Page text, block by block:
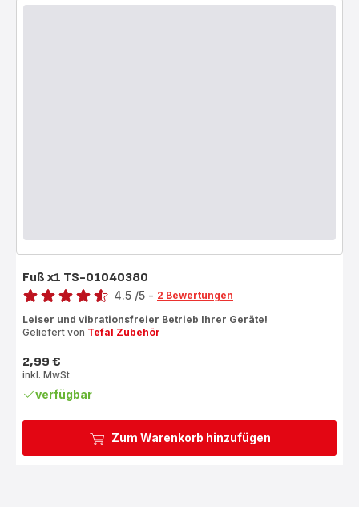
Zum Warenkorb hinzufügen
Fuß x1 TS-01040380
Bewertung
4.5 /5 - 2 Bewertungen
Leiser und vibrationsfreier Betrieb Ihrer Geräte!
Geliefert von Tefal Zubehör
Preis
2,99 €
inkl. MwSt
verfügbar